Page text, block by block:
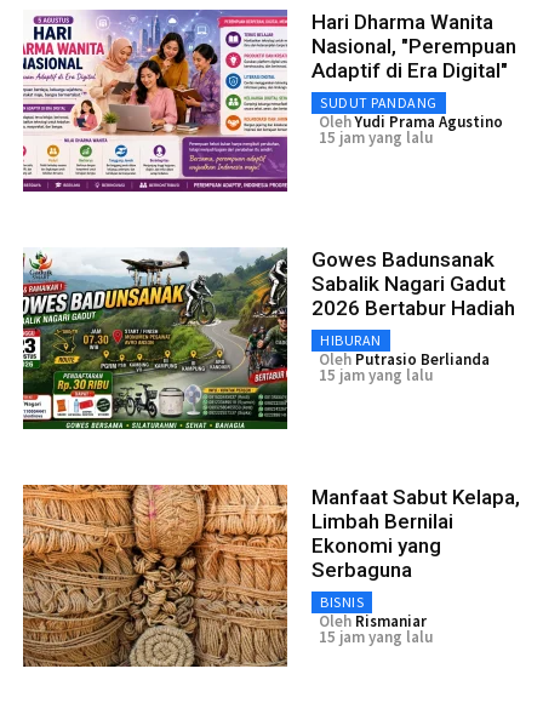
Hari Dharma Wanita
Nasional, "Perempuan
Adaptif di Era Digital"
SUDUT PANDANG
OlehYudi Prama Agustino
15 jam yang lalu
Gowes Badunsanak
Sabalik Nagari Gadut
2026 Bertabur Hadiah
HIBURAN
Oleh Putrasio Berlianda
15 jam yang lalu
Manfaat Sabut Kelapa,
Limbah Bernilai
Ekonomi yang
Serbaguna
BISNIS
Oleh Rismaniar
15 jam yang lalu